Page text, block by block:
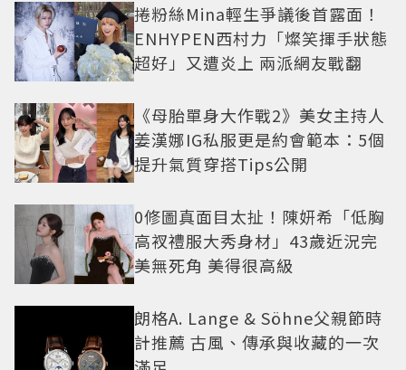
捲粉絲Mina輕生爭議後首露面！
ENHYPEN西村力「燦笑揮手狀態
超好」又遭炎上 兩派網友戰翻
《母胎單身大作戰2》美女主持人
姜漢娜IG私服更是約會範本：5個
提升氣質穿搭Tips公開
0修圖真面目太扯！陳妍希「低胸
高衩禮服大秀身材」43歲近況完
美無死角 美得很高級
朗格A. Lange & Söhne父親節時
計推薦 古風、傳承與收藏的一次